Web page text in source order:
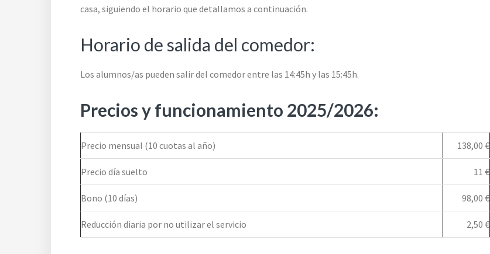
casa, siguiendo el horario que detallamos a continuación.
Horario de salida del comedor:
Los alumnos/as pueden salir del comedor entre las 14:45h y las 15:45h.
Precios y funcionamiento 2025/2026:
Precio mensual (10 cuotas al año) 138,00 €
Precio día suelto 11 €
Bono (10 días) 98,00 €
Reducción diaria por no utilizar el servicio 2,50 €